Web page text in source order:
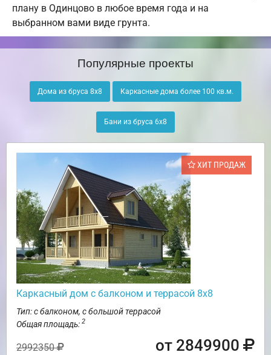
плану в Одинцово в любое время года и на
выбранном вами виде грунта.
Популярные проекты
Дома из бруса 8х8 Каркасные дома более 100 кв.м.
Бани из бруса 6х8
ХИТ ПРОДАЖ
Каркасный дом с балконом и террасой 8х8
Тип: с балконом, с большой террасой
Общая площадь: 2
2992350 от 2849900